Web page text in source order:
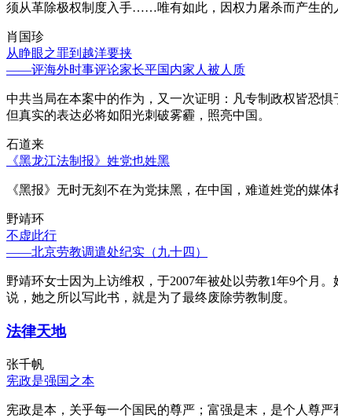
须从革除极权制度入手……唯有如此，因权力屠杀而产生的
肖国珍
从睁眼之罪到越洋要挟
——评海外时事评论家长平国内家人被人质
中共当局在本案中的作为，又一次证明：凡专制政权皆恐
但真实的表达必将如阳光刺破雾霾，照亮中国。
石道来
《黑龙江法制报》姓党也姓黑
《黑报》无时无刻不在为党抹黑，在中国，难道姓党的媒
野靖环
不虚此行
——北京劳教调遣处纪实（九十四）
野靖环女士因为上访维权，于2007年被处以劳教1年9个月
说，她之所以写此书，就是为了最终废除劳教制度。
法律天地
张千帆
宪政是强国之本
宪政是本，关乎每一个国民的尊严；富强是末，是个人尊